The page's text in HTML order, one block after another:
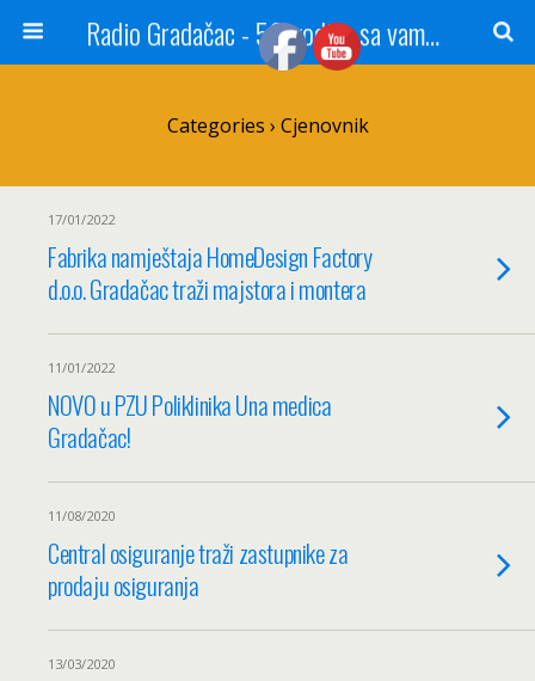
Radio Gradačac - 56 godina sa vama...
Categories › Cjenovnik
17/01/2022
Fabrika namještaja HomeDesign Factory
d.o.o. Gradačac traži majstora i montera
11/01/2022
NOVO u PZU Poliklinika Una medica
Gradačac!
11/08/2020
Central osiguranje traži zastupnike za
prodaju osiguranja
13/03/2020